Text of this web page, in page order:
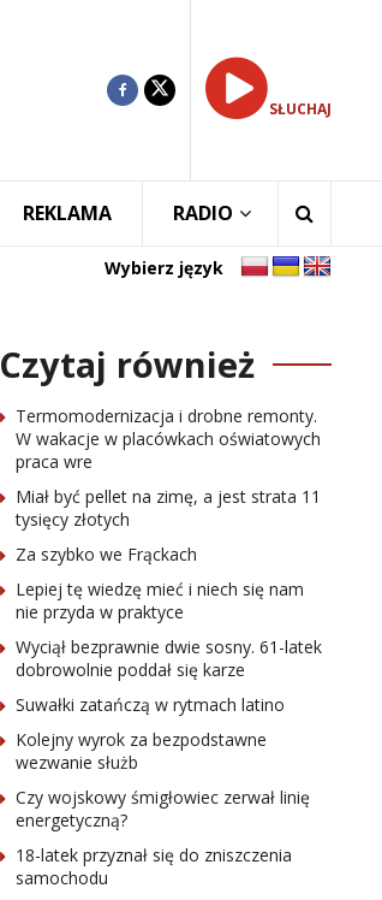
SŁUCHAJ
REKLAMA RADIO
Wybierz język
Czytaj również
Termomodernizacja i drobne remonty.
W wakacje w placówkach oświatowych
praca wre
Miał być pellet na zimę, a jest strata 11
tysięcy złotych
Za szybko we Frąckach
Lepiej tę wiedzę mieć i niech się nam
nie przyda w praktyce
Wyciął bezprawnie dwie sosny. 61-latek
dobrowolnie poddał się karze
Suwałki zatańczą w rytmach latino
Kolejny wyrok za bezpodstawne
wezwanie służb
Czy wojskowy śmigłowiec zerwał linię
energetyczną?
18-latek przyznał się do zniszczenia
samochodu